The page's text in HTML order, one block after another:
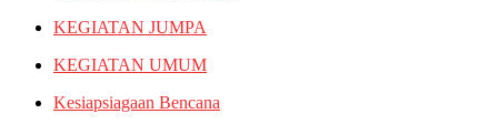
KEGIATAN JUMPA
KEGIATAN UMUM
Kesiapsiagaan Bencana